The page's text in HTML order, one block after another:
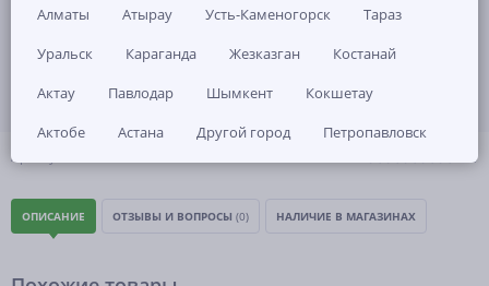
Артикул: - (0)
ОПИСАНИЕ ОТЗЫВЫ И ВОПРОСЫ (0) НАЛИЧИЕ В МАГАЗИНАХ
Алматы Атырау Усть-Каменогорск
Тараз
Уральск
Караганда Жезказган
Костанай
Актау
Павлодар Шымкент
Кокшетау
Актобе
Астана Другой город Петропавловск